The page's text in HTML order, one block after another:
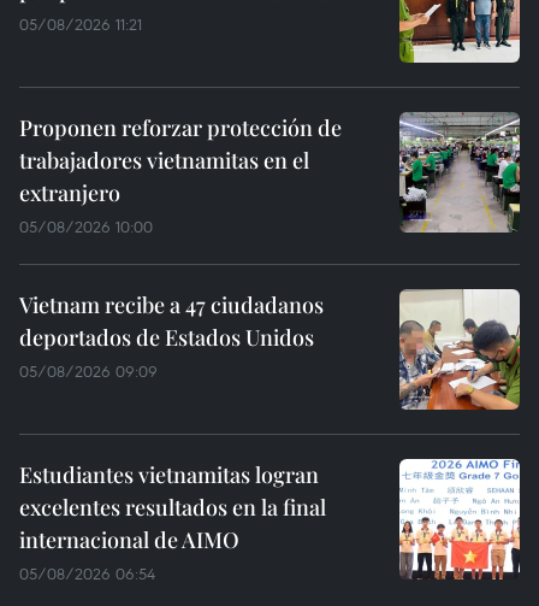
05/08/2026 11:21
Proponen reforzar protección de
trabajadores vietnamitas en el
extranjero
05/08/2026 10:00
Vietnam recibe a 47 ciudadanos
deportados de Estados Unidos
05/08/2026 09:09
Estudiantes vietnamitas logran
excelentes resultados en la final
internacional de AIMO
05/08/2026 06:54